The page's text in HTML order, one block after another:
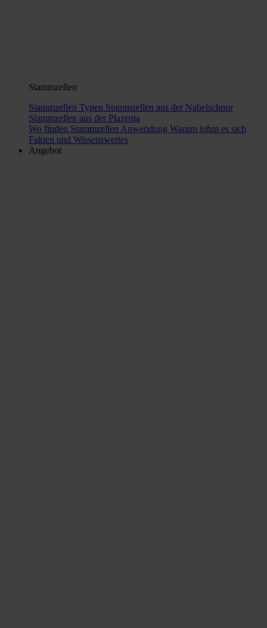
Stammzellen
Stammzellen Typen Stammzellen aus der Nabelschnur
Stammzellen aus der Plazenta
Wo finden Stammzellen Anwendung Warum lohnt es sich
Fakten und Wissenswertes
Angebot